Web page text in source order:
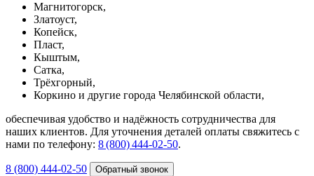
Магнитогорск,
Златоуст,
Копейск,
Пласт,
Кыштым,
Сатка,
Трёхгорный,
Коркино и другие города Челябинской области,
обеспечивая удобство и надёжность сотрудничества для
наших клиентов. Для уточнения деталей оплаты свяжитесь с
нами по телефону: 8 (800) 444‑02‑50.
8 (800) 444-02-50